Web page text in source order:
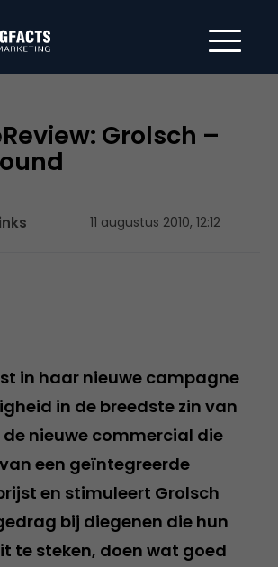
Grolsch –
11 augustus 2010, 12:12
in haar nieuwe campagne
in de breedste zin van
de nieuwe commercial die
een geïntegreerde
en stimuleert Grolsch
bij diegenen die hun
te steken, doen wat goed